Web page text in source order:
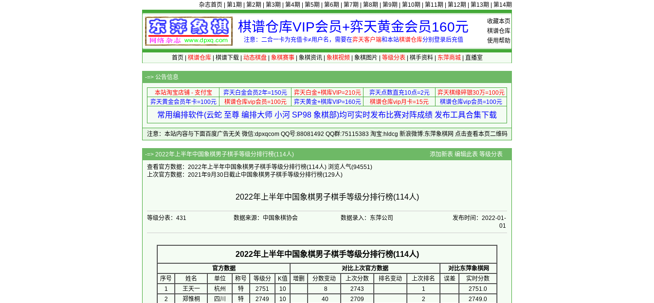
杂志首页 第1期 第2期 第3期 第4期 第5期 第6期 第7期 第8期 第9期 第10期 第11期 第12期 第13期 第14期
收藏本页
棋谱仓库
使用帮助
棋谱仓库VIP会员+弈天黄金会员160元
注意：二合一卡为充值卡≠用户名，需要在弈天客户端和本站棋谱仓库分别登录后充值
首页 棋谱仓库| 棋谱下载| 动态棋盘| 象棋赛事| 象棋资讯| 象棋视频 象棋图片 等级分表| 棋手资料| 东萍商城| 直播室
-=> 公告信息
本站淘宝店铺 - 支付宝 弈天白金会员2年=150元 弈天白金+棋库VIP=210元 弈天点数直充10点=2元
弈天棋缘碎银30万=100元
弈天黄金会员年卡=100元
棋谱仓库vip会员=100元 弈天黄金+棋库VIP=160元 棋谱仓库vip月卡=15元 棋谱仓库vip会员=100元
常用编排软件(云蛇 至尊 编排大师 小河 SP98 象棋部)均可实时发布比赛对阵成绩 发布工具合集下载
注意：本站内容与下面百度广告无关 微信:dpxqcom QQ号:88081492 QQ群:75115383 淘宝:hldcg 新浪微博:东萍象棋网 点击查看本页二维码
-=> 2022年上半年中国象棋男子棋手等级分排行榜(114人) 添加新表 编辑此表 等级分表
查看官方数据：2022年上半年中国象棋男子棋手等级分排行榜(114人) 浏览人气(94551)
上次官方数据： 2021年9月30日截止中国象棋男子棋手等级分排行榜(129人)
2022年上半年中国象棋男子棋手等级分排行榜(114人)
等级分表：431 数据来源：中国象棋协会 数据录入：东萍公司
发布时间：2022-01-
01
2022年上半年中国象棋男子棋手等级分排行榜(114人)
官方数据 对比上次官方数据
对比东萍象棋网
序号
姓名 单位 称号 等级分 K值 增删 分数变动 上次分数 排名变动 上次排名 误差
实时分数
1
王天一 杭州 特 2751 10 8 2743 1
2751.0
2
郑惟桐 四川 特 2749 10 40 2709 2
2749.0